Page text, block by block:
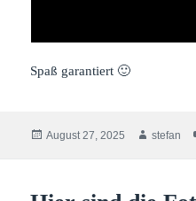
Spaß garantiert 🙂
Veröffentlicht
August 27, 2025 Autor
stefan